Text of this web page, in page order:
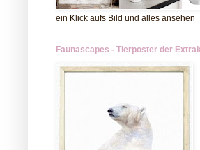
ein Klick aufs Bild und alles ansehen
Faunascapes - Tierposter der